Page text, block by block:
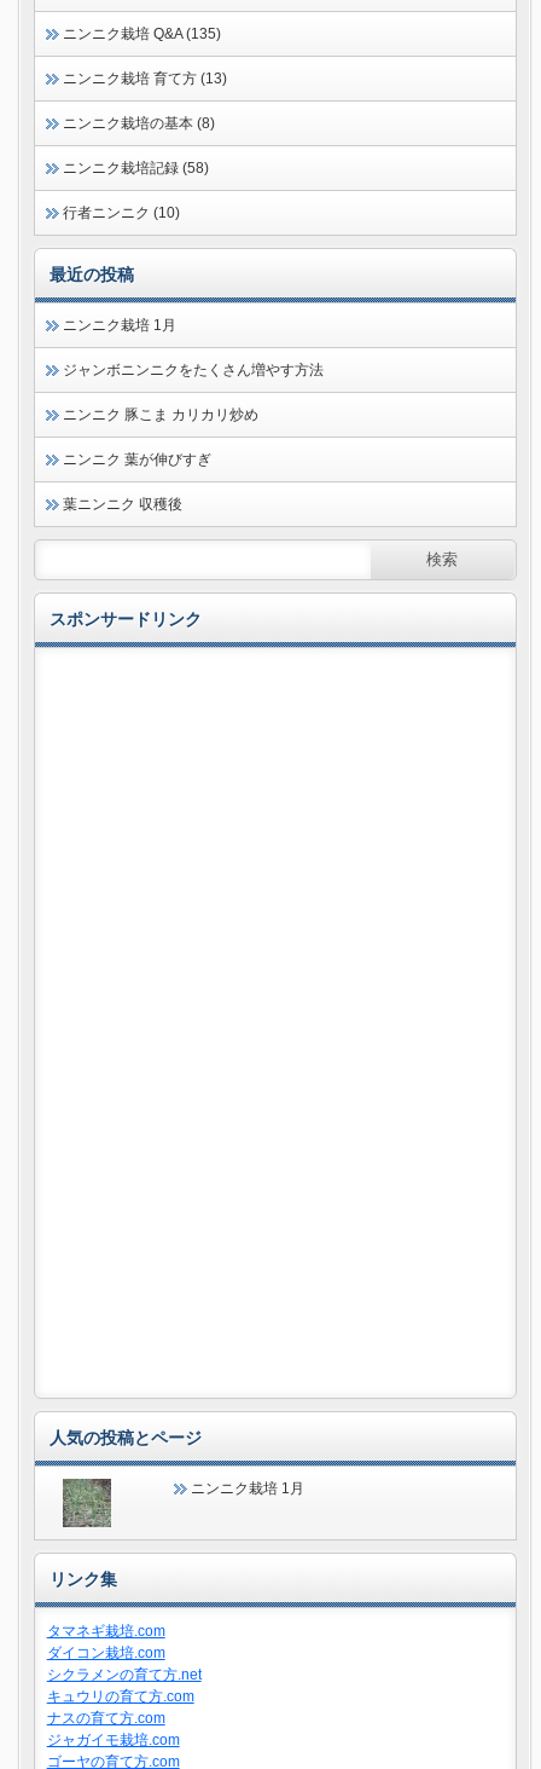
ニンニク栽培 Q&A (135)
ニンニク栽培 育て方 (13)
ニンニク栽培の基本 (8)
ニンニク栽培記録 (58)
行者ニンニク (10)
最近の投稿
ニンニク栽培 1月
ジャンボニンニクをたくさん増やす方法
ニンニク 豚こま カリカリ炒め
ニンニク 葉が伸びすぎ
葉ニンニク 収穫後
スポンサードリンク
人気の投稿とページ
ニンニク栽培 1月
リンク集
タマネギ栽培.com
ダイコン栽培.com
シクラメンの育て方.net
キュウリの育て方.com
ナスの育て方.com
ジャガイモ栽培.com
ゴーヤの育て方.com